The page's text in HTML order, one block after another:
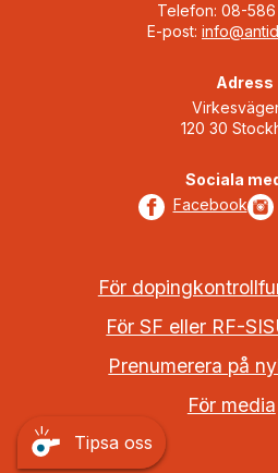
Tipsa oss
Telefon: 08-
E-post:
Adress
120 30
Sociala
Facebook
För
För SF eller RF-
Prenumerera på
För media